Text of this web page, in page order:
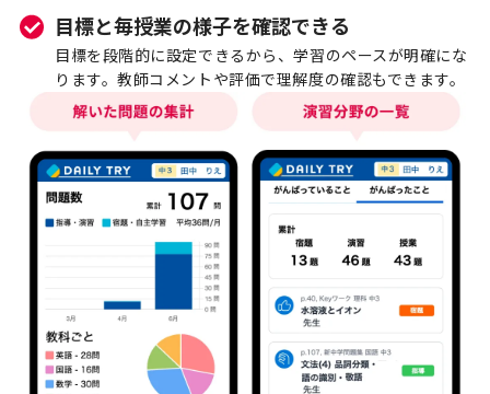
目標と毎授業の様子を確認できる
目標を段階的に設定できるから、学習のペースが明確にな
ります。教師コメントや評価で理解度の確認もできます。​